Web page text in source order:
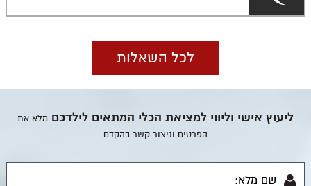
לכל השאלות
ליעוץ אישי וליווי למציאת הכלי המתאים לילדכם מלא את
הפרטים וניצור קשר בהקדם